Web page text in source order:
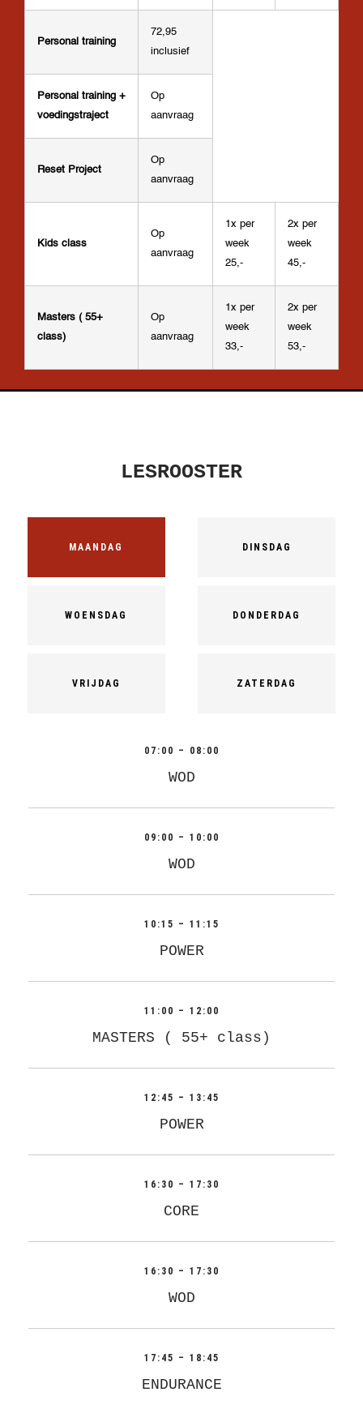
Personal training
72,95
inclusief
Personal training +
voedingstraject
Op
aanvraag
Reset Project
Op
aanvraag
Kids class
Op
aanvraag
1x per
week
25,-
2x per
week
45,-
Masters ( 55+
class)
Op
aanvraag
1x per
week
33,-
2x per
week
53,-
LESROOSTER
MAANDAG DINSDAG
WOENSDAG DONDERDAG
VRIJDAG ZATERDAG
07:00 – 08:00
WOD
09:00 – 10:00
WOD
10:15 – 11:15
POWER
11:00 – 12:00
MASTERS ( 55+ class)
12:45 – 13:45
POWER
16:30 – 17:30
CORE
16:30 – 17:30
WOD
17:45 – 18:45
ENDURANCE